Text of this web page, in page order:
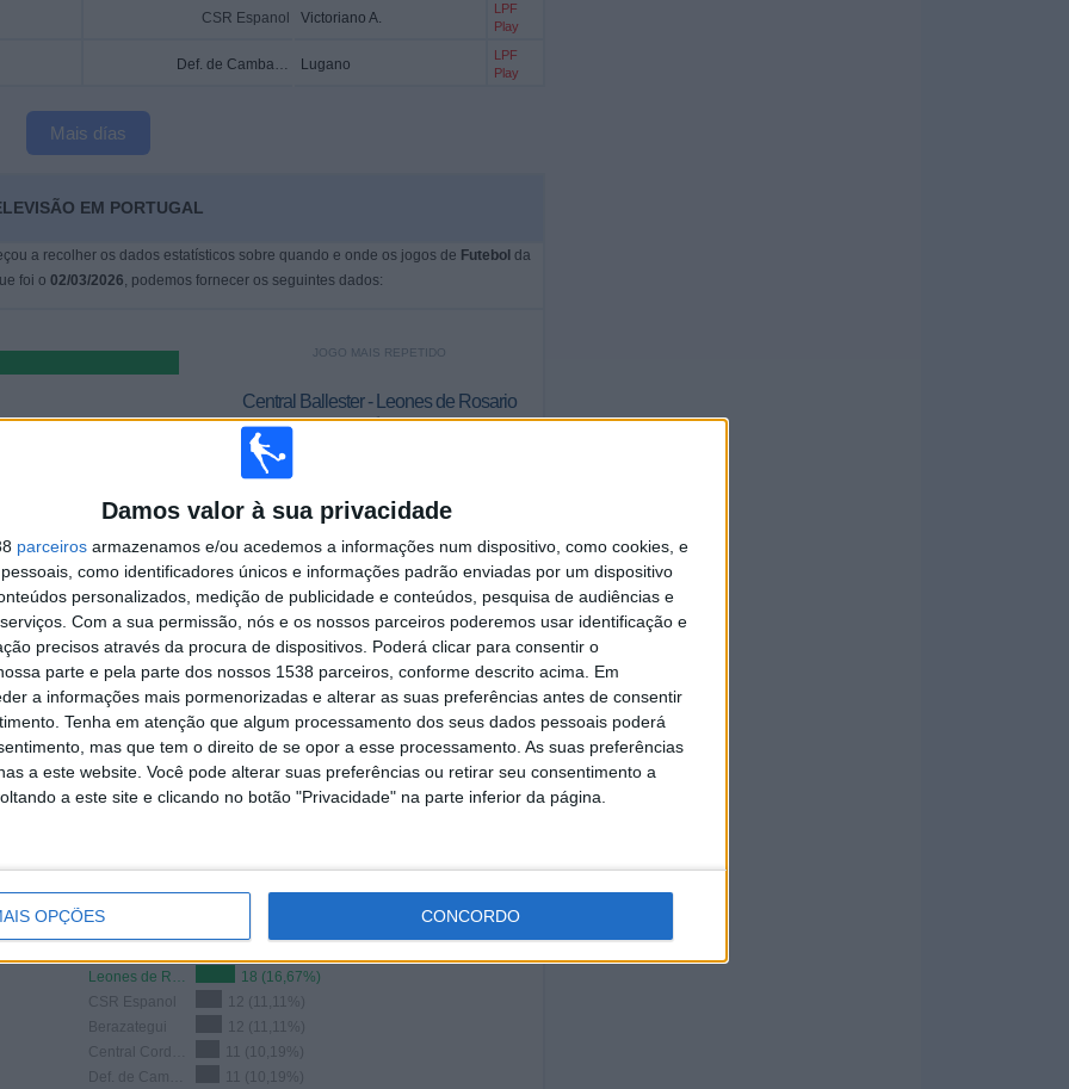
Damos valor à sua privacidade
parceiros armazenamos e/ou acedemos a informações num dispositivo, como cookies, e
como identificadores únicos e informações padrão enviadas por um dispositivo
personalizados, medição de publicidade e conteúdos, pesquisa de audiências e
Com a sua permissão, nós e os nossos parceiros poderemos usar identificação e
precisos através da procura de dispositivos. Poderá clicar para consentir o
parte e pela parte dos nossos 1538 parceiros, conforme descrito acima. Em
a informações mais pormenorizadas e alterar as suas preferências antes de consentir
Tenha em atenção que algum processamento dos seus dados pessoais poderá
mas que tem o direito de se opor a esse processamento. As suas preferências
a este website. Você pode alterar suas preferências ou retirar seu consentimento a
a este site e clicando no botão "Privacidade" na parte inferior da página.
OPÇÕES CONCORDO
CSR Espanol Victoriano A.
LPF
Play
Def. de Cambaceres Lugano
LPF
Play
Mais días
EM PORTUGAL
a recolher os dados estatísticos sobre quando e onde os jogos de Futebol da
foi o 02/03/2026, podemos fornecer os seguintes dados:
JOGO MAIS REPETIDO
Central Ballester - Leones de Rosario
1
ÚLTIMO JOGO PAGO
-
- por
TOTAL
1
CANAIS DE TV
DIAS
1
SEM PARTIDA
MÉDIA
1
CANAIS POR
PARTIDA
100%
TOTAL
CANALES
TOTAL
Total equipos
Ranking das equipas por nº de jogos em aberto
Leones de Rosario
18 (16,67%)
CSR Espanol
12 (11,11%)
Berazategui
12 (11,11%)
11 (10,19%)
11 (10,19%)